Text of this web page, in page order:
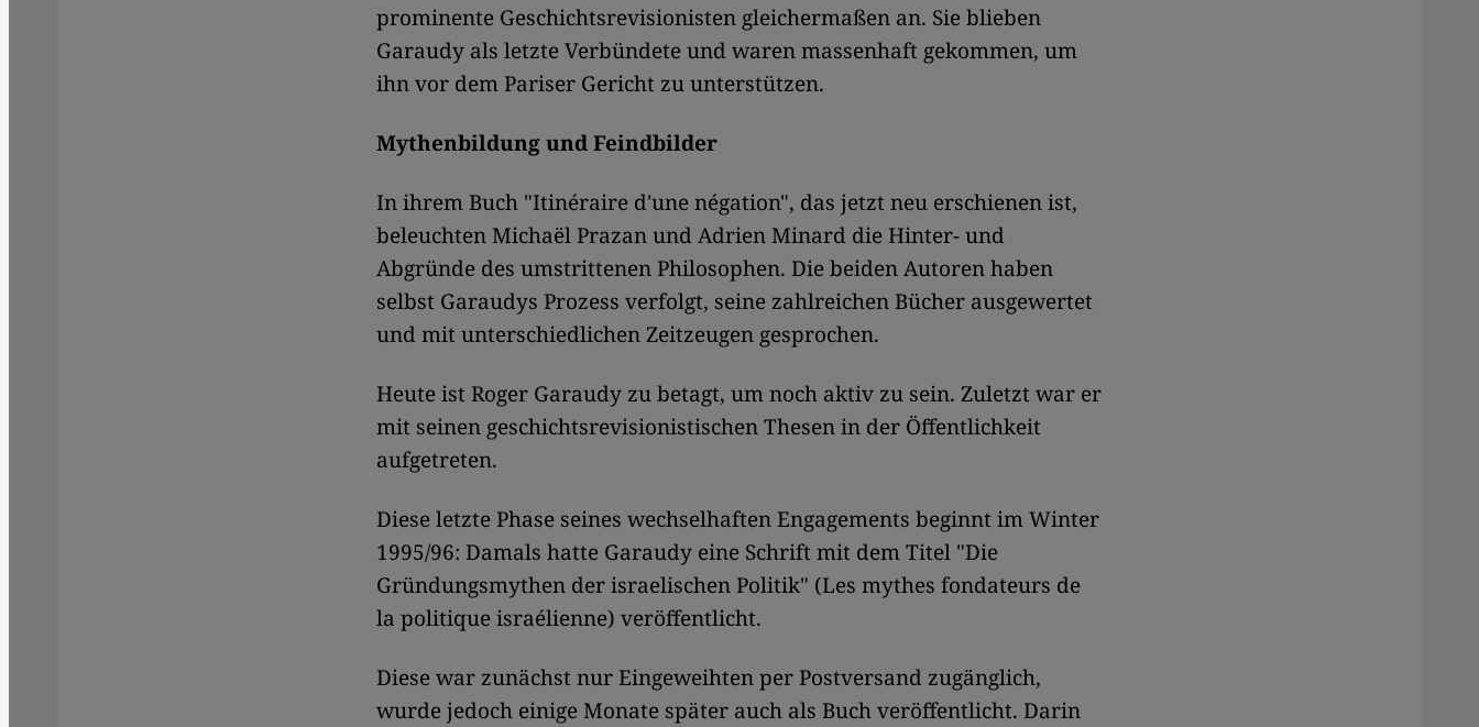
prominente Geschichtsrevisionisten gleichermaßen an. Sie blieben
Garaudy als letzte Verbündete und waren massenhaft gekommen, um
ihn vor dem Pariser Gericht zu unterstützen.
Mythenbildung und Feindbilder
In ihrem Buch "Itinéraire d'une négation", das jetzt neu erschienen ist,
beleuchten Michaël Prazan und Adrien Minard die Hinter- und
Abgründe des umstrittenen Philosophen. Die beiden Autoren haben
selbst Garaudys Prozess verfolgt, seine zahlreichen Bücher ausgewertet
und mit unterschiedlichen Zeitzeugen gesprochen.
Heute ist Roger Garaudy zu betagt, um noch aktiv zu sein. Zuletzt war er
mit seinen geschichtsrevisionistischen Thesen in der Öffentlichkeit
aufgetreten.
Diese letzte Phase seines wechselhaften Engagements beginnt im Winter
1995/96: Damals hatte Garaudy eine Schrift mit dem Titel "Die
Gründungsmythen der israelischen Politik" (Les mythes fondateurs de
la politique israélienne) veröffentlicht.
Diese war zunächst nur Eingeweihten per Postversand zugänglich,
wurde jedoch einige Monate später auch als Buch veröffentlicht. Darin